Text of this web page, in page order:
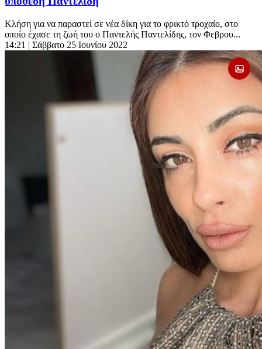
Κλήση για να παραστεί σε νέα δίκη για το φρικτό τροχαίο, στο
οποίο έχασε τη ζωή του ο Παντελής Παντελίδης, τον Φεβρου...
14:21 | Σάββατο 25 Ιουνίου 2022